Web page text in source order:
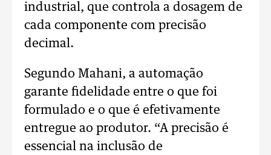
industrial, que controla a dosagem de
cada componente com precisão
decimal.
Segundo Mahani, a automação
garante fidelidade entre o que foi
formulado e o que é efetivamente
entregue ao produtor. “A precisão é
essencial na inclusão de